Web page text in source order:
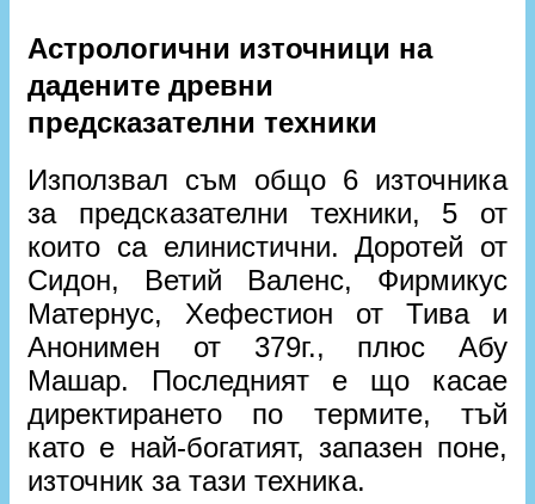
Астрологични източници на
дадените древни
предсказателни техники
Използвал съм общо 6 източника
за предсказателни техники, 5 от
които са елинистични. Доротей от
Сидон, Ветий Валенс, Фирмикус
Матернус, Хефестион от Тива и
Анонимен от 379г., плюс Абу
Машар. Последният е що касае
директирането по термите, тъй
като е най-богатият, запазен поне,
източник за тази техника.